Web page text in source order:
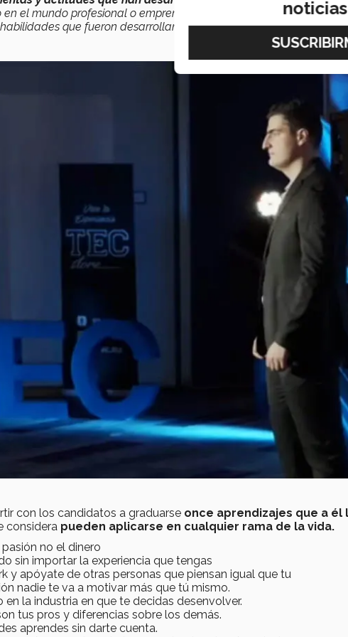
el mundo profesional o emprendiendo, pero pronto llegará un
que fueron desarrollando en el Tec sin darse cuenta y
con los candidatos a graduarse once aprendizajes que a
considera pueden aplicarse en cualquier rama de la vida.
no el dinero
sin importar la experiencia que tengas
y apóyate de otras personas que piensan igual que tu
nadie te va a motivar más que tú mismo.
en la industria en que te decidas desenvolver.
tus pros y diferencias sobre los demás.
aprendes sin darte cuenta.